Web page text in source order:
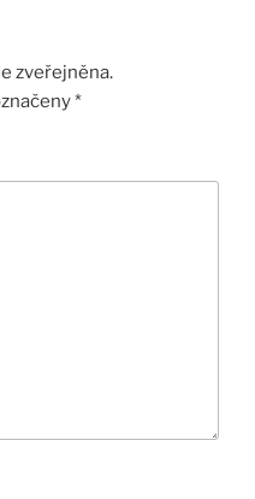
zveřejněna.
*